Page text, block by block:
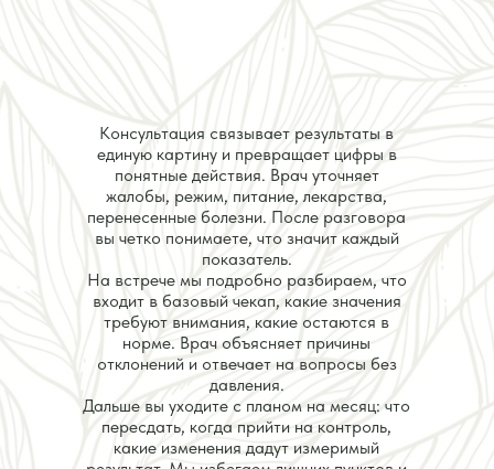
Консультация связывает результаты в
единую картину и превращает цифры в
понятные действия. Врач уточняет
жалобы, режим, питание, лекарства,
перенесенные болезни. После разговора
вы четко понимаете, что значит каждый
показатель.
На встрече мы подробно разбираем, что
входит в базовый чекап, какие значения
требуют внимания, какие остаются в
норме. Врач объясняет причины
отклонений и отвечает на вопросы без
давления.
Дальше вы уходите с планом на месяц: что
пересдать, когда прийти на контроль,
какие изменения дадут измеримый